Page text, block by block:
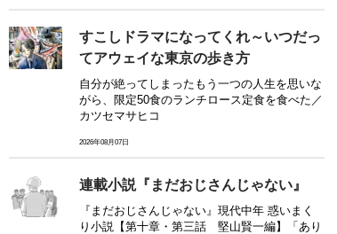
すこしドラマになってくれ～いつだっ
てアウェイな東京の歩き方
自分が絶ってしまったもう一つの人生を思いな
がら、限定50食のランチロース定食を食べた／
カツセマサヒコ
2026年08月07日
連載小説『まだおじさんじゃない』
『まだおじさんじゃない』現代中年 惑いまく
り小説【第十章・第三話 堅山賢一編】「あり